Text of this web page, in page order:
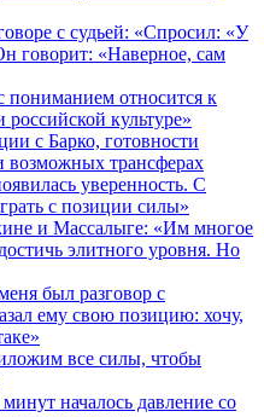
с судьей: «Спросил: «У
говорит: «Наверное, сам
относится к
культуре»
с Барко, готовности
возможных трансферах
уверенность. С
с позиции силы»
и Массалыге: «Им многое
элитного уровня. Но
был разговор с
ему свою позицию: хочу,
все силы, чтобы
началось давление со